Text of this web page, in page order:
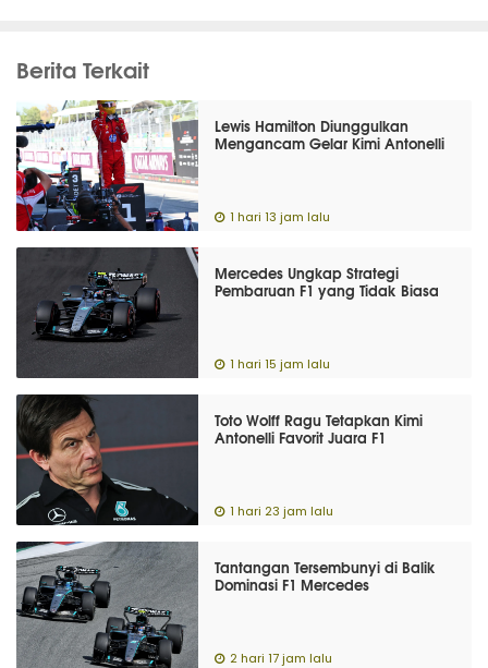
Berita Terkait
Lewis Hamilton Diunggulkan
Mengancam Gelar Kimi Antonelli
1 hari 13 jam lalu
Mercedes Ungkap Strategi
Pembaruan F1 yang Tidak Biasa
1 hari 15 jam lalu
Toto Wolff Ragu Tetapkan Kimi
Antonelli Favorit Juara F1
1 hari 23 jam lalu
Tantangan Tersembunyi di Balik
Dominasi F1 Mercedes
2 hari 17 jam lalu